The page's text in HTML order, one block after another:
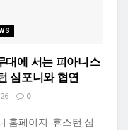
대에 서는 피아니스
심포니와 협연
0
홈페이지 휴스턴 심